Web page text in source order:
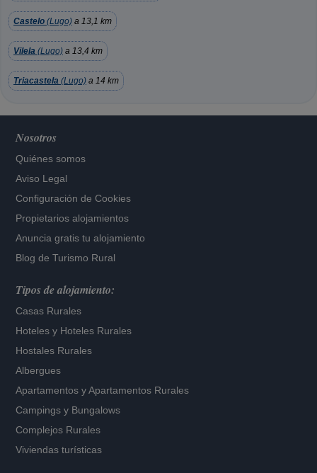
Castelo (Lugo) a 13,1 km
Vilela (Lugo) a 13,4 km
Triacastela (Lugo) a 14 km
Nosotros
Quiénes somos
Aviso Legal
Configuración de Cookies
Propietarios alojamientos
Anuncia gratis tu alojamiento
Blog de Turismo Rural
Tipos de alojamiento:
Casas Rurales
Hoteles y Hoteles Rurales
Hostales Rurales
Albergues
Apartamentos yApartamentos Rurales
Campings y Bungalows
Complejos Rurales
Viviendas turísticas